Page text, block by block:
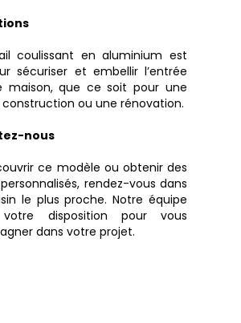
coulissant en aluminium est
sécuriser et embellir l’entrée
maison, que ce soit pour une
ou une rénovation.
nous
ce modèle ou obtenir des
rendez-vous dans
le plus proche. Notre équipe
disposition pour vous
dans votre projet.